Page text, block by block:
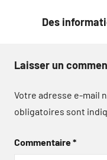
Des
Laisser un
Votre adresse e-mail
obligatoires sont
Commentaire*